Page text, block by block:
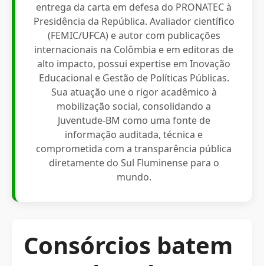
entrega da carta em defesa do PRONATEC à
Presidência da República. Avaliador científico
(FEMIC/UFCA) e autor com publicações
internacionais na Colômbia e em editoras de
alto impacto, possui expertise em Inovação
Educacional e Gestão de Políticas Públicas.
Sua atuação une o rigor acadêmico à
mobilização social, consolidando a
Juventude-BM como uma fonte de
informação auditada, técnica e
comprometida com a transparência pública
diretamente do Sul Fluminense para o
mundo.
Consórcios batem